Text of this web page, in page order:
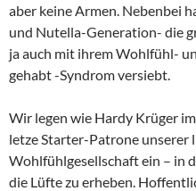
aber keine Armen. Nebenbei
und Nutella-Generation- die
ja auch mit ihrem Wohlfühl-
gehabt -Syndrom versiebt.
Wir legen wie Hardy Krüger
letze Starter-Patrone unserer
Wohlfühlgesellschaft ein – in
die Lüfte zu erheben.